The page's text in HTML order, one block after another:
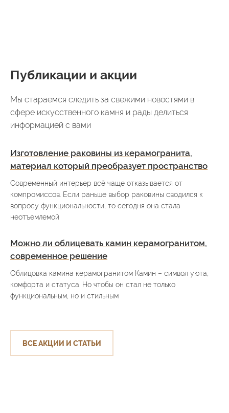
Публикации и акции
Мы стараемся следить за свежими новостями в
сфере искусственного камня и рады делиться
информацией с вами
Изготовление раковины из керамогранита,
материал который преобразует пространство
Современный интерьер всё чаще отказывается от
компромиссов. Если раньше выбор раковины сводился к
вопросу функциональности, то сегодня она стала
неотъемлемой
Можно ли облицевать камин керамогранитом,
современное решение
Облицовка камина керамогранитом Камин – символ уюта,
комфорта и статуса. Но чтобы он стал не только
функциональным, но и стильным
ВСЕ АКЦИИ И СТАТЬИ